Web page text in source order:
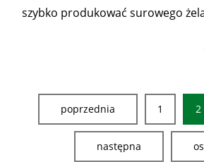
szybko produkować surowego
poprzednia 1 2
następna